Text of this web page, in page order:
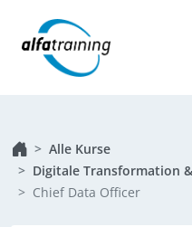
Alle Kurse
Digitale Transformation
Chief Data Officer